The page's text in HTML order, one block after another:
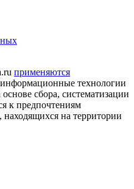
применяются
технологии
сбора, систематизации
к предпочтениям
находящихся на территории